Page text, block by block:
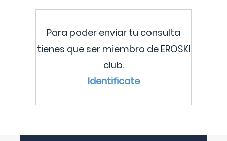
Para poder enviar tu consulta
tienes que ser miembro de EROSKI
club.
Identificate